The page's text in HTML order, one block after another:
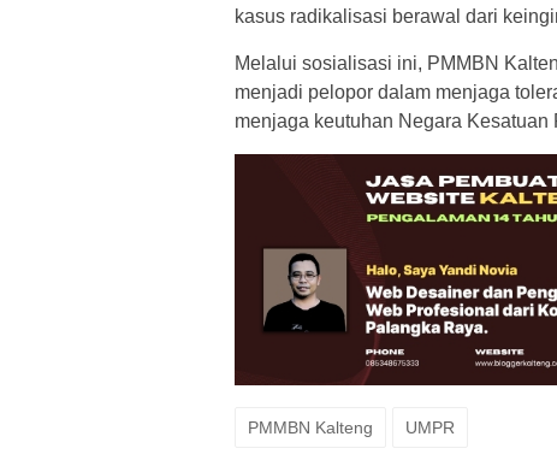
kasus radikalisasi berawal dari
Melalui sosialisasi ini, PMMBN
menjadi pelopor dalam menjaga
menjaga keutuhan Negara
PMMBN Kalteng UMPR